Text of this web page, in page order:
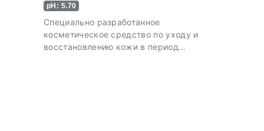
pH: 5.70
Специально разработанное
косметическое средство по уходу и
восстановлению кожи в период